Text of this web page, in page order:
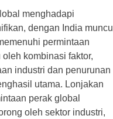
menghadapi
dengan India muncul
permintaan
kombinasi faktor,
industri dan penurunan
utama. Lonjakan
perak global
oleh sektor industri,